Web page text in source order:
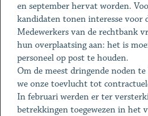
en september hervat worden.
kandidaten tonen interesse voor
Medewerkers van de rechtbank
hun overplaatsing aan: het is
personeel op post te houden.
Om de meest dringende noden
we onze toevlucht tot
In februari werden er ter
betrekkingen toegewezen in het